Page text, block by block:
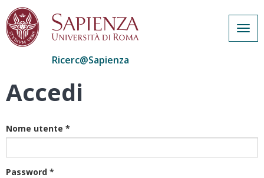
Salta
Ricerc@Sapienza
Accedi
Nome utente *
Password *